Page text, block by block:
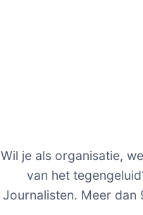
Wil je als organisatie,
van het
Journalisten. Meer dan